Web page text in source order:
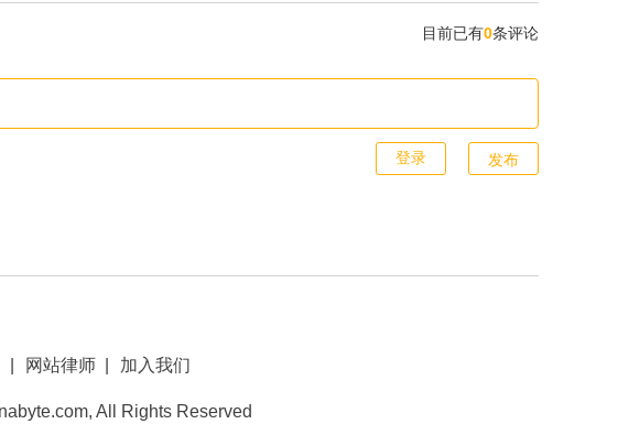
目前已有0条评论
发布
网站律师 加入我们
All Rights Reserved